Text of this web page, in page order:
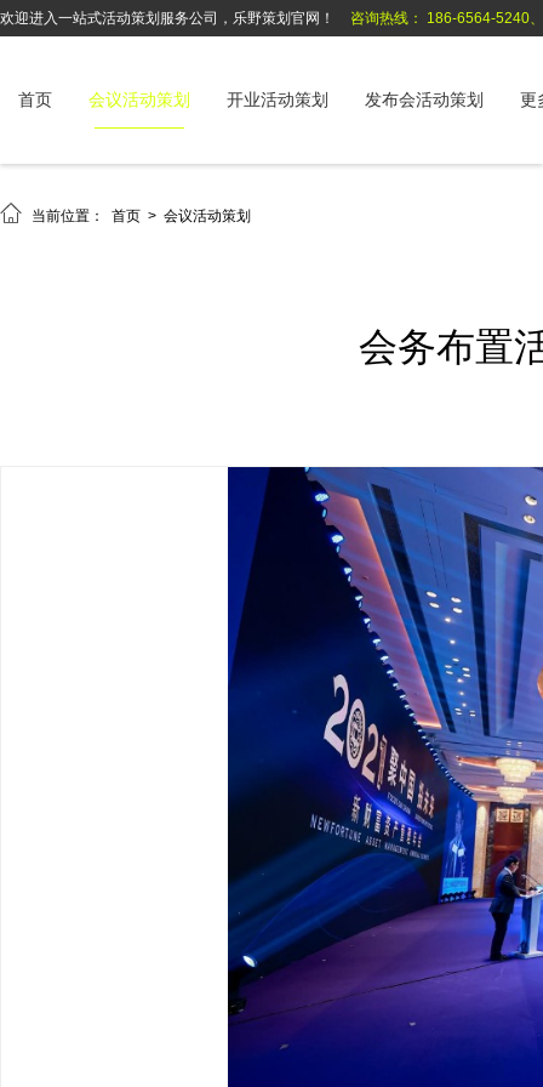
欢迎进入一站式活动策划服务公司，乐野策划官网！ 咨询热线： 186-6564-5240
首页 会议活动策划 开业活动策划 发布会活动策划 更
 当前位置： 首页 > 会议活动策划
会务布置